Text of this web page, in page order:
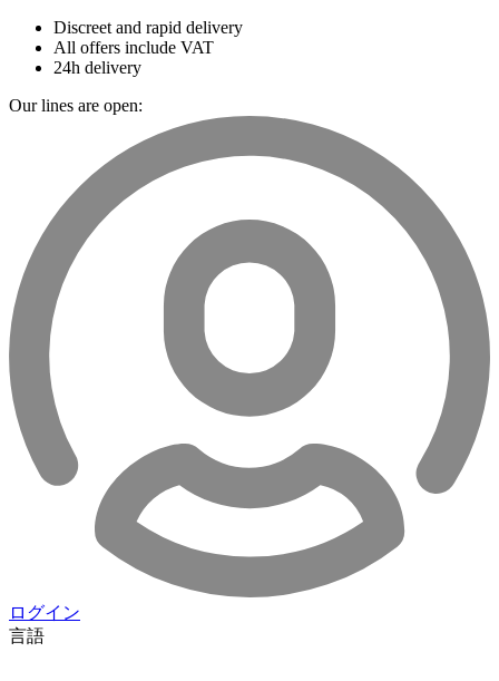
Discreet and rapid delivery
All offers include VAT
24h delivery
Our lines are open:
ログイン
言語